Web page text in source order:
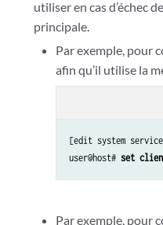
utiliser en cas d’échec
principale.
Par exemple, pour
afin qu’il utilise la
[edit system
user@host# set
Par exemple, pour